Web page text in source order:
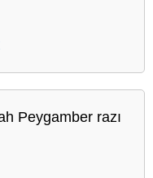
Peygamber razı